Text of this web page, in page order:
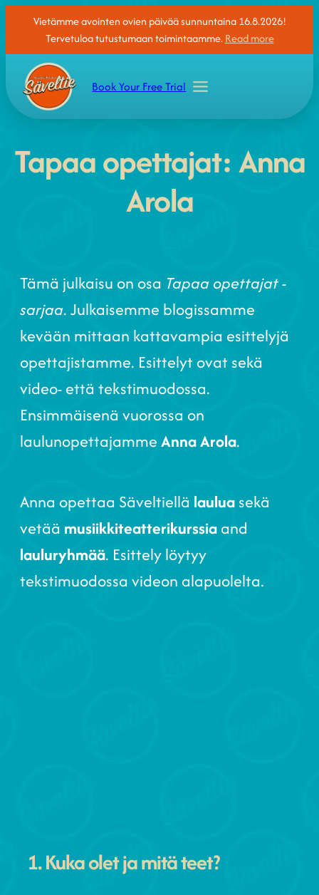
Vietämme avointen ovien päivää sunnuntaina 16.8.2026!
Tervetuloa tutustumaan toimintaamme.Read more
Book Your Free Trial
Tapaa opettajat: Anna
Arola
Tämä julkaisu on osa Tapaa opettajat -
sarjaa. Julkaisemme blogissamme
kevään mittaan kattavampia esittelyjä
opettajistamme. Esittelyt ovat sekä
video- että tekstimuodossa.
Ensimmäisenä vuorossa on
laulunopettajammeAnna Arola.
Anna opettaa Säveltiellä lauluasekä
vetää musiikkiteatterikurssiaand
lauluryhmää. Esittely löytyy
tekstimuodossa videon alapuolelta.
1. Kuka olet ja mitä teet?